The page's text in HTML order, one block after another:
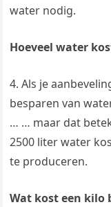
water nodig.
Hoeveel water
4. Als je
besparen van
… … maar dat
2500 liter water
te produceren.
Wat kost een kilo